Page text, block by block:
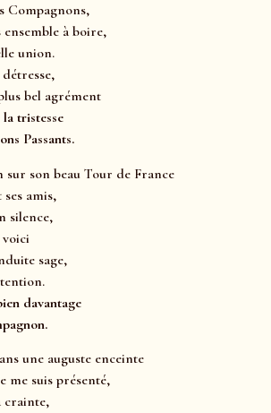
Compagnons,
à boire,
union.
bel agrément
la tristesse
Passants.
son beau Tour de France
amis,
silence,
sage,
davantage
une auguste enceinte
me suis présenté,
crainte,